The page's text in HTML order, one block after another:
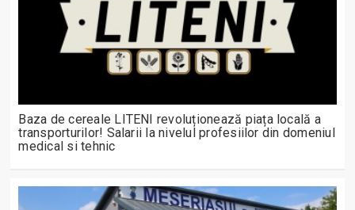
Baza de cereale LITENI revoluționează piața locală a
transporturilor! Salarii la nivelul profesiilor din domeniul
medical si tehnic